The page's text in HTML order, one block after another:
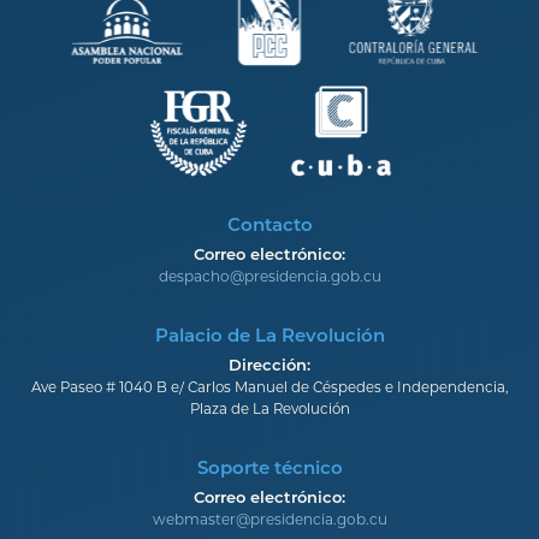
Contacto
Correo electrónico:
despacho@presidencia.gob.cu
Palacio de La Revolución
Dirección:
Ave Paseo # 1040 B e/ Carlos Manuel de Céspedes e Independencia,
Plaza de La Revolución
Soporte técnico
Correo electrónico:
webmaster@presidencia.gob.cu